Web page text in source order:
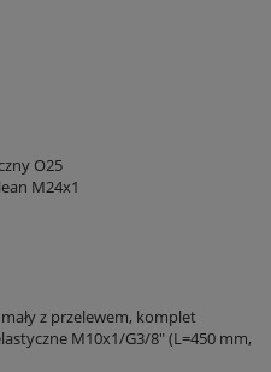
O25
M24x1
z przelewem, komplet
M10x1/G3/8" (L=450 mm,